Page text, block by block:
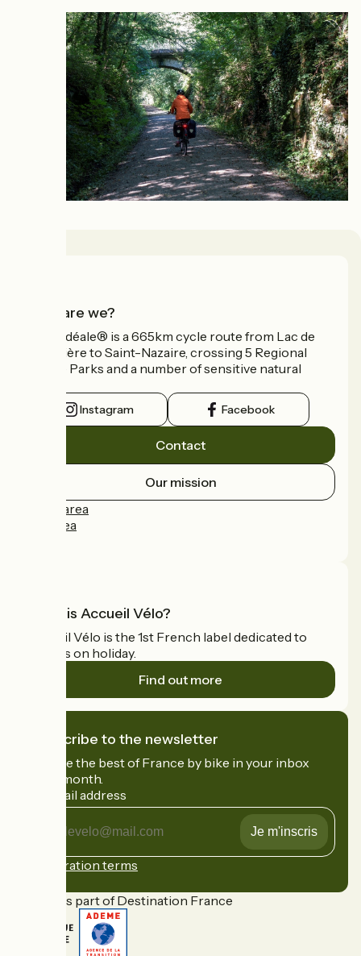
Who are we?
La Vélidéale® is a 665km cycle route from Lac de
Vassivière to Saint-Nazaire, crossing 5 Regional
Nature Parks and a number of sensitive natural
Instagram Facebook
Contact
Our mission
Press area
Pro area
What is Accueil Vélo?
Accueil Vélo is the 1st French label dedicated to
cyclists on holiday.
Find out more
I subscribe to the newsletter
Receive the best of France by bike in your inbox
every month.
My email address
address
Registration terms
Funded as part of Destination France